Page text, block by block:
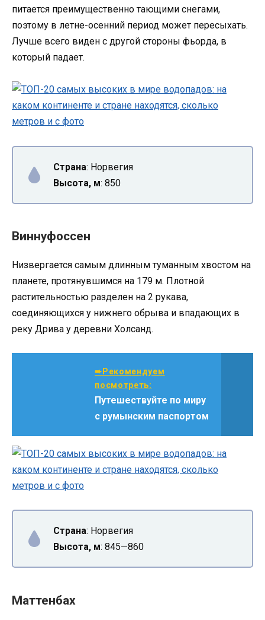
питается преимущественно тающими снегами,
поэтому в летне-осенний период может пересыхать.
Лучше всего виден с другой стороны фьорда, в
который падает.
Страна: Норвегия
Высота, м: 850
Виннуфоссен
Низвергается самым длинным туманным хвостом на
планете, протянувшимся на 179 м. Плотной
растительностью разделен на 2 рукава,
соединяющихся у нижнего обрыва и впадающих в
реку Дрива у деревни Холсанд.
➨Рекомендуем
посмотреть:
Путешествуйте по миру
с румынским паспортом
Страна: Норвегия
Высота, м: 845—860
Маттенбах